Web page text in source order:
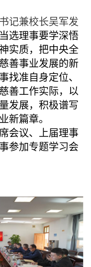
记兼校长吴军发
选理事要学深悟
实质， 把中央全
慈善事业发展的新
找准自身定位、
善工作实际，以
发展， 积极谱写
新篇章。
会议、上届理事
参加专题学习会